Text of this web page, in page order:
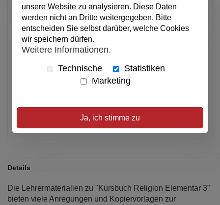
Anzahl
In den Warenkorb
Alle Preise inkl. MwSt.
Details
Die Lehrermaterialien zu "Kursbuch Religion Elementar 3"
bieten viele Anregungen und Kopiervorlagen zur
unsere Website zu analysieren. Diese Daten
werden nicht an Dritte weitergegeben. Bitte
entscheiden Sie selbst darüber, welche Cookies
wir speichern dürfen.
Weitere Informationen.
Technische
Statistiken
Marketing
Ja, ich stimme zu